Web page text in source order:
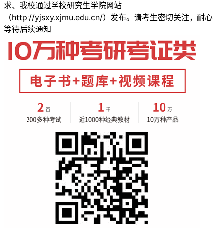
求、我校通过学校研究生学院网站
（http://yjsxy.xjmu.edu.cn/）发布。请考生密切关注，耐心
等待后续通知